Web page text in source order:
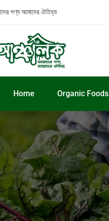
পণ্যআমাদের ঐতিহ্য
Home Organic Foods